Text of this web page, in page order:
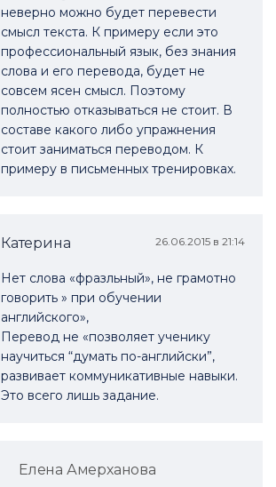
неверно можно будет перевести
смысл текста. К примеру если это
профессиональный язык, без знания
слова и его перевода, будет не
совсем ясен смысл. Поэтому
полностью отказываться не стоит. В
составе какого либо упражнения
стоит заниматься переводом. К
примеру в письменных тренировках.
Катерина 26.06.2015 в 21:14
Нет слова «фразльный», не грамотно
говорить » при обучении
английского»,
Перевод не «позволяет ученику
научиться “думать по-английски”,
развивает коммуникативные навыки.
Это всего лишь задание.
Елена Амерханова